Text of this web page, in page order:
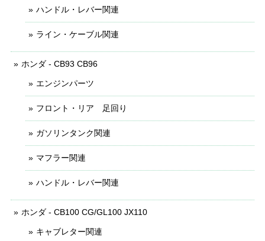
ハンドル・レバー関連
ライン・ケーブル関連
ホンダ - CB93 CB96
エンジンパーツ
フロント・リア 足回り
ガソリンタンク関連
マフラー関連
ハンドル・レバー関連
ホンダ - CB100 CG/GL100 JX110
キャブレター関連